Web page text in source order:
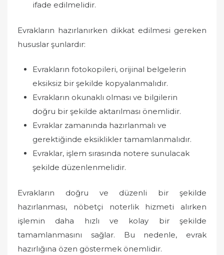
ifade edilmelidir.
Evrakların hazırlanırken dikkat edilmesi gereken
hususlar şunlardır:
Evrakların fotokopileri, orijinal belgelerin
eksiksiz bir şekilde kopyalanmalıdır.
Evrakların okunaklı olması ve bilgilerin
doğru bir şekilde aktarılması önemlidir.
Evraklar zamanında hazırlanmalı ve
gerektiğinde eksiklikler tamamlanmalıdır.
Evraklar, işlem sırasında notere sunulacak
şekilde düzenlenmelidir.
Evrakların doğru ve düzenli bir şekilde
hazırlanması, nöbetçi noterlik hizmeti alırken
işlemin daha hızlı ve kolay bir şekilde
tamamlanmasını sağlar. Bu nedenle, evrak
hazırlığına özen göstermek önemlidir.